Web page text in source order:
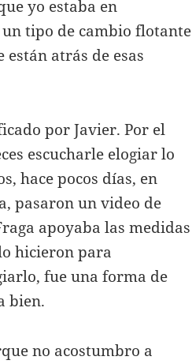
yo estaba en
tipo de cambio flotante
atrás de esas
por Javier. Por el
escucharle elogiar lo
hace pocos días, en
pasaron un video de
apoyaba las medidas
hicieron para
fue una forma de
bien.
no acostumbro a